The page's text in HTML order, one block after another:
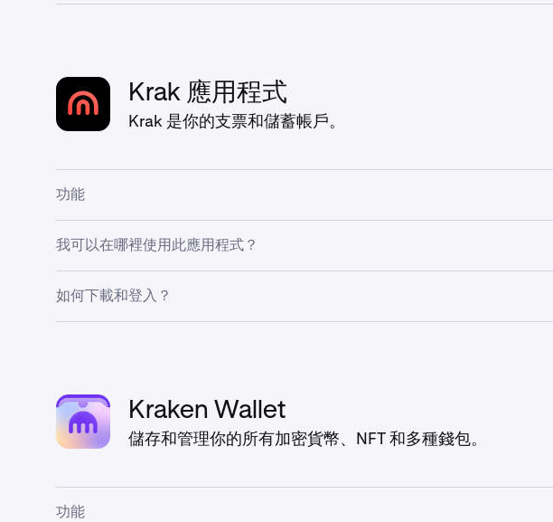
下載適用於 iOS 13 及以上版本的 Kraken
你可使用當前的 Kraken 帳戶用戶名和密碼登入，或在應用程式中
查看我們的常見問題：
多種圖表和訂單簿顯示選項。
現有加密貨幣和現金地址的存款和提款
質押和解除質押加密貨幣**
下載適用於 iOS 13 及以上版本的 Kraken Pro
設定說明： 你可使用現有用戶名和密碼登入 Kraken Pro 應用程式。 Kraken
注意：此應用程式目前不相容交易 2FA或API 2FA。
Krak 應用程式
Krak 是你的支票和儲蓄帳戶。
功能
點對點付款：使用個人化付款 ID「Kraktag」，在 110 個國家內即時發送
友或家人分享銀行詳情或錢包地址。
支出和獲利帳戶：擁有專用付款和獎勵帳戶，享有具競爭力的餘額獎勵，且
低存款要求。
我可以在哪裡使用此應用程式？
Krak 在全球可用（澳洲除外）。應用程式商店的可用性取決於你應用程式商店
址，與 Krak 帳戶註冊地址無關。如需更多資訊，請參閱
如何下載和登入？
Kraken Wallet
儲存和管理你的所有加密貨幣、NFT 和多種錢包。
功能